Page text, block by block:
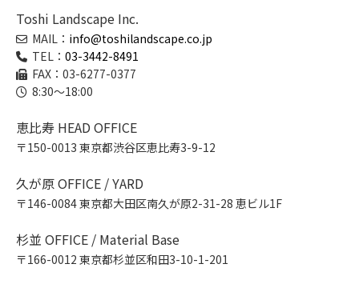
Toshi Landscape Inc.
MAIL： info@toshilandscape.co.jp
TEL： 03-3442-8491
FAX：03-6277-0377
8:30～18:00
恵比寿 HEAD OFFICE
〒150-0013 東京都渋谷区恵比寿3-9-12
久が原 OFFICE / YARD
〒146-0084 東京都大田区南久が原2-31-28 恵ビル1F
杉並 OFFICE / Material Base
〒166-0012 東京都杉並区和田3-10-1-201